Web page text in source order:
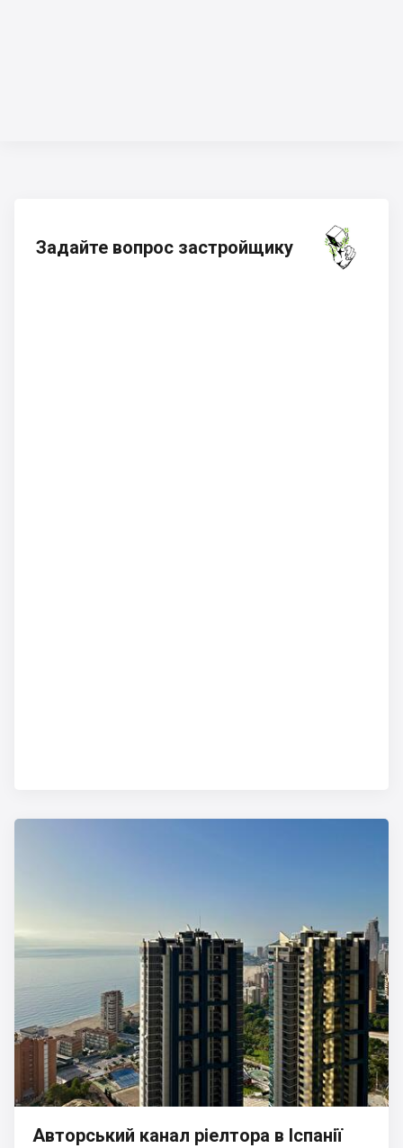
Задайте вопрос застройщику
Авторський канал ріелтора в Іспанії